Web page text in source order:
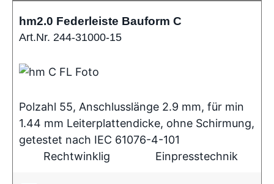
hm2.0 Federleiste Bauform C
Art.Nr. 244-31000-15
Polzahl 55, Anschlusslänge 2.9 mm, für min
1.44 mm Leiterplattendicke, ohne Schirmung,
getestet nach IEC 61076-4-101
Rechtwinklig
Einpresstechnik